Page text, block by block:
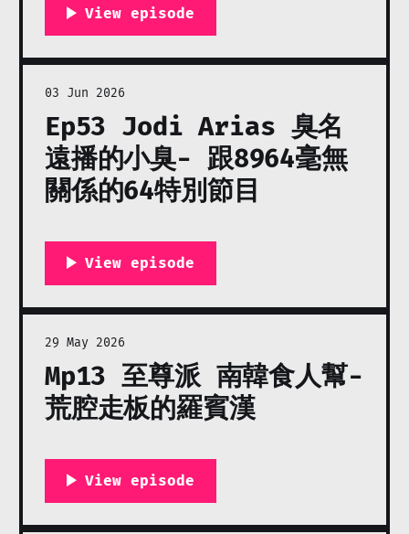
Ep53 Jodi Arias 臭名
遠播的小臭- 跟8964毫無
關係的64特別節目
03 Jun 2026
Mp13 至尊派 南韓食人幫-
荒腔走板的羅賓漢
29 May 2026